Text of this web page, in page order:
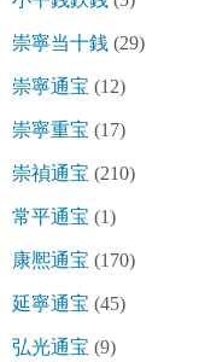
崇寧当十銭 (29)
崇寧通宝 (12)
崇寧重宝 (17)
崇禎通宝 (210)
常平通宝 (1)
康熈通宝 (170)
延寧通宝 (45)
弘光通宝 (9)